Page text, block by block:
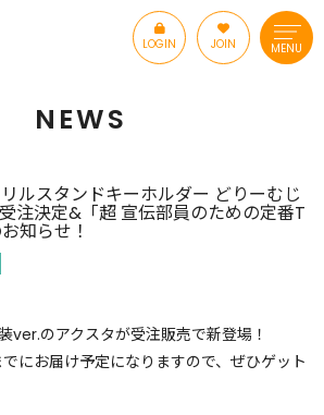
LOGIN JOIN MENU
NEWS
ルスタンドキーホルダー どりーむじ
注決定&「超 宣伝部員のための定番T
知らせ！
ver.のアクスタが受注販売で新登場！
にお届け予定になりますので、ぜひゲット